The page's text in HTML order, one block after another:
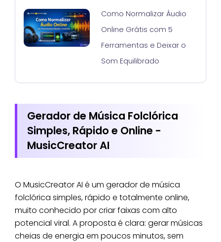
Como Normalizar Áudio
Online Grátis com 5
Ferramentas e Deixar o
Som Equilibrado
Gerador de Música Folclórica
Simples, Rápido e Online -
MusicCreator AI
O MusicCreator AI é um gerador de música
folclórica simples, rápido e totalmente online,
muito conhecido por criar faixas com alto
potencial viral. A proposta é clara: gerar músicas
cheias de energia em poucos minutos, sem